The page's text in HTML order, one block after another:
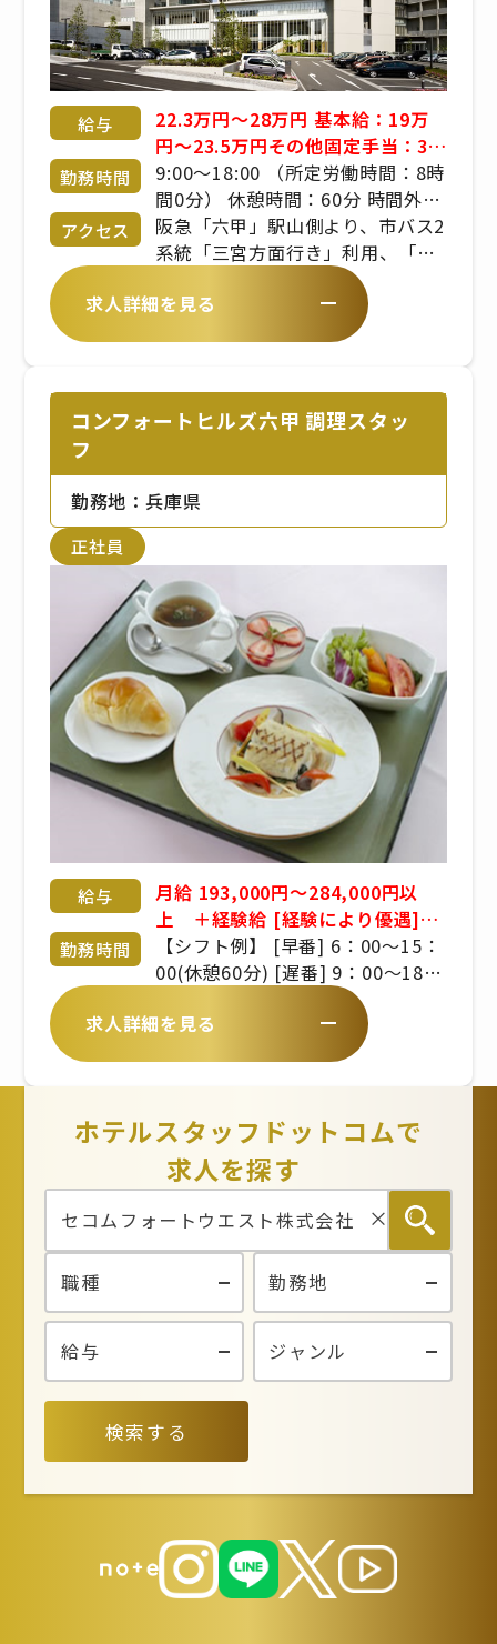
給与
22.3万円～28万円 基本給：19万
円～23.5万円その他固定手当：3.3
万円～4.5万円
勤務時間
9:00～18:00 （所定労働時間：8時
間0分） 休憩時間：60分 時間外労
働有無：有
アクセス
阪急「六甲」駅山側より、市バス2
系統「三宮方面行き」利用、「篠
原本町3丁目」下車、北へ徒歩5分
求人詳細を見る
コンフォートヒルズ六甲 調理スタッ
フ
勤務地：兵庫県
正社員
給与
月給 193,000円～284,000円以
上 ＋経験給 [経験により優遇]
[試用期間あり][交通費全額支給]
[賞与有り][昇給有り]
勤務時間
【シフト例】 [早番] 6：00～15：
00(休憩60分) [遅番] 9：00～18：
求人詳細を見る
ホテルスタッフドットコムで
求人を探す
検索する